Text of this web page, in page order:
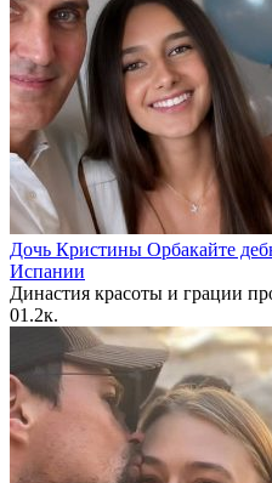
Дочь Кристины Орбакайте
Испании
Династия красоты и грации
01.2к.